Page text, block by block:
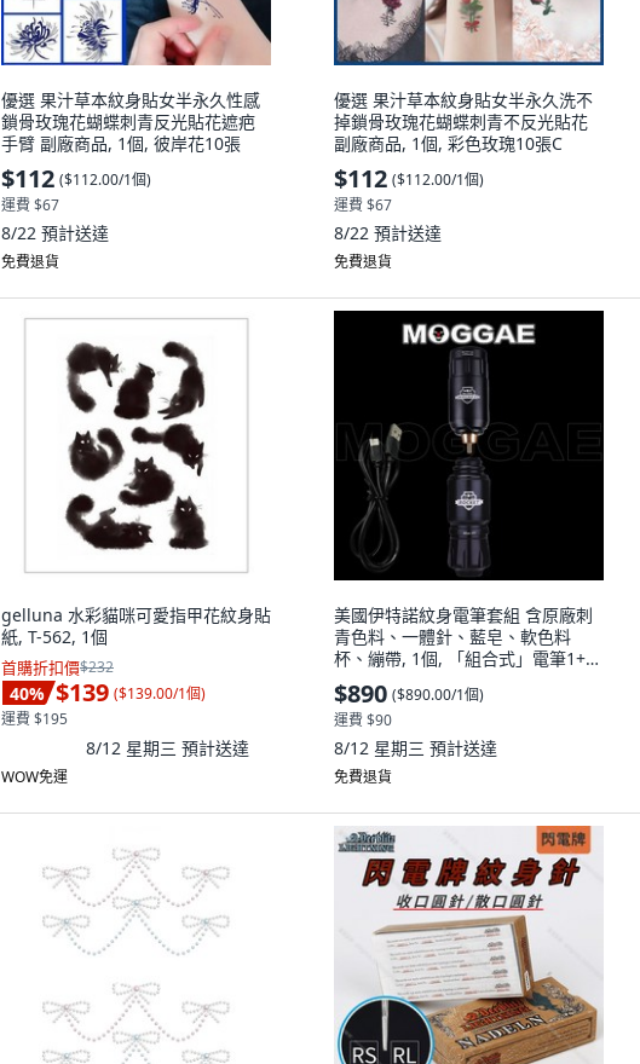
優選 果汁草本紋身貼女半永久性感
鎖骨玫瑰花蝴蝶刺青反光貼花遮疤
手臂 副廠商品, 1個, 彼岸花10張
$112 ($112.00/1個)
運費 $67
8/22 預計送達
免費退貨
優選 果汁草本紋身貼女半永久洗不
掉鎖骨玫瑰花蝴蝶刺青不反光貼花
副廠商品, 1個, 彩色玫瑰10張C
$112 ($112.00/1個)
運費 $67
8/22 預計送達
免費退貨
gelluna 水彩貓咪可愛指甲花紋身貼
紙, T-562, 1個
首購折扣價$232
40% $139 ($139.00/1個)
運費 $195
8/12 星期三 預計送達
WOW免運
美國伊特諾紋身電筆套組 含原廠刺
青色料、一體針、藍皂、軟色料
杯、繃帶, 1個, 「組合式」電筆1+電
源1+type C線
$890 ($890.00/1個)
運費 $90
8/12 星期三 預計送達
免費退貨